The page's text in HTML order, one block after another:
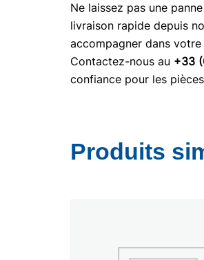
Ne laissez pas une
livraison rapide depuis
accompagner dans
Contactez-nous au +33
confiance pour les
Produits